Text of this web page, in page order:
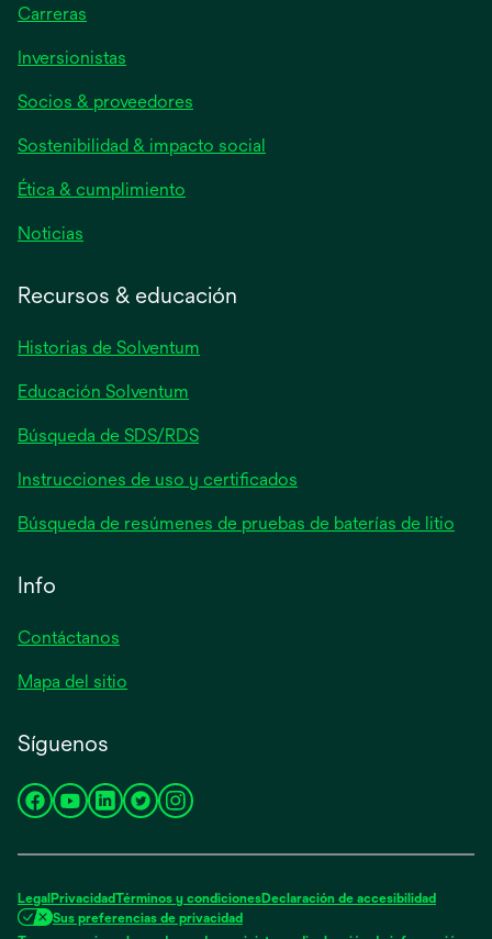
Carreras
Inversionistas
en
una
pestaña
nueva
Socios & proveedores
Sostenibilidad & impacto social
Ética & cumplimiento
Noticias
pestaña
Recursos & educación
Historias de Solventum
Educación Solventum
Búsqueda de SDS/RDS
Instrucciones de uso y certificados
Búsqueda de resúmenes de pruebas de baterías de litio
Info
Contáctanos
Mapa del sitio
Síguenos
se
una
pestaña
se
una
pestaña
se
una
pestaña
se
una
pestaña
se
pestaña
Legal PrivacidadTérminos y condicionesDeclaración de accesibilidad
Sus preferencias de privacidad